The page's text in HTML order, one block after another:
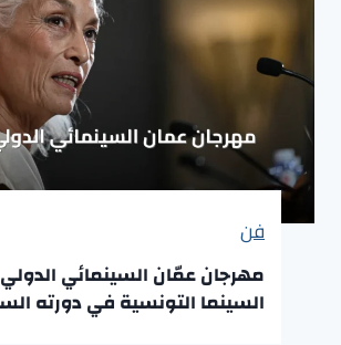
فن
مهرجان عمّان السينمائي
السينما التونسية في دورته